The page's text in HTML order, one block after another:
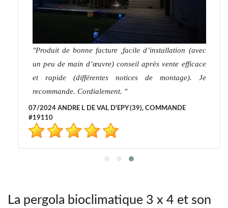
Produit de bonne facture ,facile d’installation (avec
un peu de main d’œuvre) conseil après vente efficace
et rapide (différentes notices de montage). Je
recommande. Cordialement.
07/2024 ANDRE L DE VAL D'EPY (39), COMMANDE
#19110
La pergola bioclimatique 3 x 4 et son